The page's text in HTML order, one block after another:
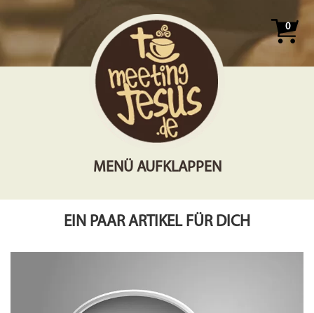
0
MENÜ AUFKLAPPEN
EIN PAAR ARTIKEL FÜR DICH